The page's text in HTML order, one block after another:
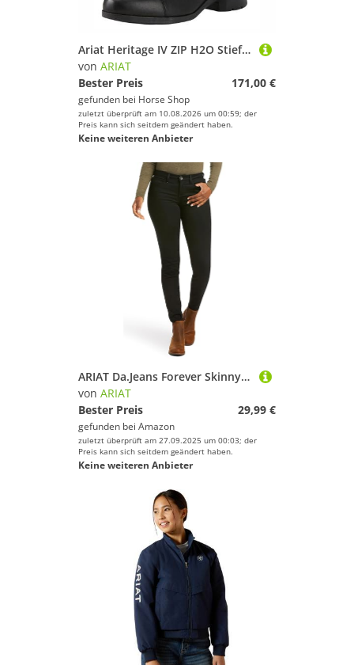
Ariat Heritage IV ZIP H2O Stiefelette Damen
von ARIAT
Bester Preis
171,00 €
gefunden bei Horse Shop
zuletzt überprüft am 10.08.2026 um 00:59; der
Preis kann sich seitdem geändert haben.
Keine weiteren Anbieter
ARIAT Da.Jeans Forever Skinny 32R Black
von ARIAT
Bester Preis
29,99 €
gefunden bei Amazon
zuletzt überprüft am 27.09.2025 um 00:03; der
Preis kann sich seitdem geändert haben.
Keine weiteren Anbieter